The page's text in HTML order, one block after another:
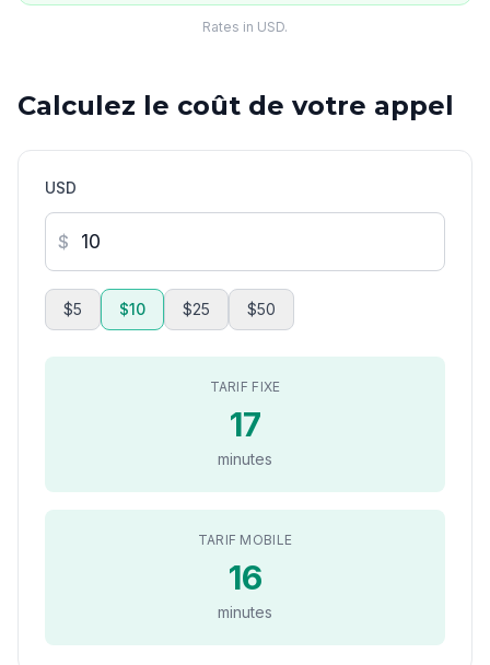
Rates in USD.
Calculez le coût de votre appel
USD
$
$5 $10 $25 $50
TARIF FIXE
17
minutes
TARIF MOBILE
16
minutes